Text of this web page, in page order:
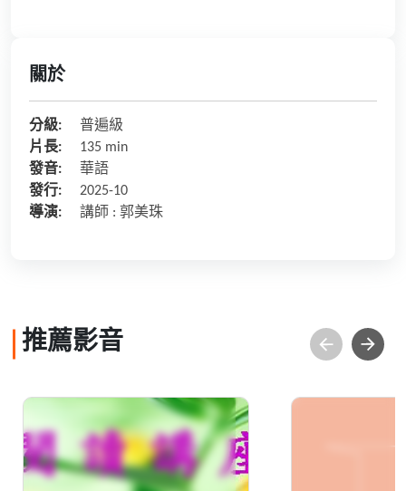
關於
分級:
普遍級
片長:
135 min
發音:
華語
發行:
2025-10
導演:
講師 : 郭美珠
推薦影音
台灣常見藥用植物－青
草藥與保健養生